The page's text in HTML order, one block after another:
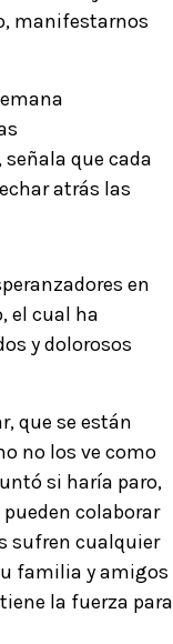
manifestarnos
, señala que cada
atrás las
en
el cual ha
y dolorosos
que se están
no los ve como
si haría paro,
colaborar
sufren cualquier
familia y amigos
la fuerza para